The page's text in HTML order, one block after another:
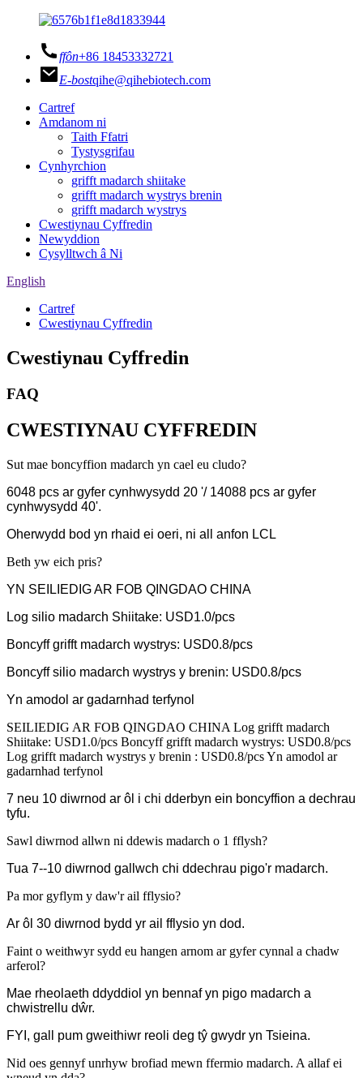
ffôn+86 18453332721
E-bostqihe@qihebiotech.com
Cartref
Amdanom ni
Taith Ffatri
Tystysgrifau
Cynhyrchion
grifft madarch shiitake
grifft madarch wystrys brenin
grifft madarch wystrys
Cwestiynau Cyffredin
Newyddion
Cysylltwch â Ni
English
Cartref
Cwestiynau Cyffredin
Cwestiynau Cyffredin
FAQ
CWESTIYNAU CYFFREDIN
Sut mae boncyffion madarch yn cael eu cludo?
6048 pcs ar gyfer cynhwysydd 20 '/ 14088 pcs ar gyfer
cynhwysydd 40'.
Oherwydd bod yn rhaid ei oeri, ni all anfon LCL
Beth yw eich pris?
YN SEILIEDIG AR FOB QINGDAO CHINA
Log silio madarch Shiitake: USD1.0/pcs
Boncyff grifft madarch wystrys: USD0.8/pcs
Boncyff silio madarch wystrys y brenin: USD0.8/pcs
Yn amodol ar gadarnhad terfynol
SEILIEDIG AR FOB QINGDAO CHINA Log grifft madarch
Shiitake: USD1.0/pcs Boncyff grifft madarch wystrys: USD0.8/pcs
Log grifft madarch wystrys y brenin : USD0.8/pcs Yn amodol ar
gadarnhad terfynol
7 neu 10 diwrnod ar ôl i chi dderbyn ein boncyffion a dechrau
tyfu.
Sawl diwrnod allwn ni ddewis madarch o 1 fflysh?
Tua 7--10 diwrnod gallwch chi ddechrau pigo'r madarch.
Pa mor gyflym y daw'r ail fflysio?
Ar ôl 30 diwrnod bydd yr ail fflysio yn dod.
Faint o weithwyr sydd eu hangen arnom ar gyfer cynnal a chadw
arferol?
Mae rheolaeth ddyddiol yn bennaf yn pigo madarch a
chwistrellu dŵr.
FYI, gall pum gweithiwr reoli deg tŷ gwydr yn Tsieina.
Nid oes gennyf unrhyw brofiad mewn ffermio madarch. A allaf ei